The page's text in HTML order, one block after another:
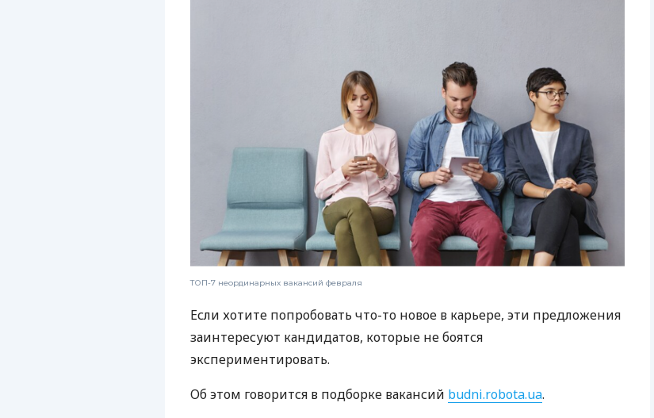
ПУТЕВОДИТЕЛИ ПО
БАНКОВСКИМ КАРТАМ
ТОП-7 неординарных вакансий февраля
Если хотите попробовать что-то новое в карьере, эти предложения
заинтересуют кандидатов, которые не боятся
экспериментировать.
Об этом говорится в подборке вакансий budni.robota.ua.